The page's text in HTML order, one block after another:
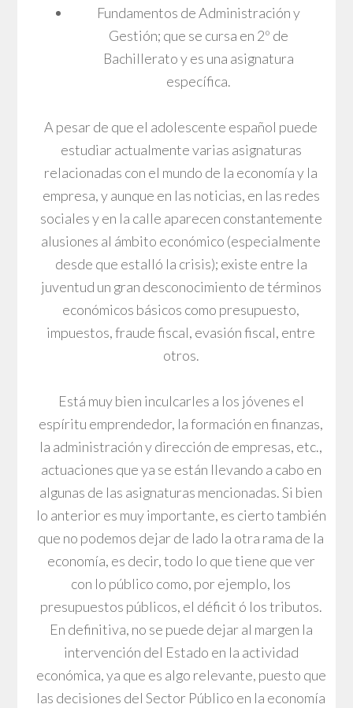
Fundamentos de Administración y
Gestión; que se cursa en 2º de
Bachillerato y es una asignatura
específica.
A pesar de que el adolescente español puede
estudiar actualmente varias asignaturas
relacionadas con el mundo de la economía y la
empresa, y aunque en las noticias, en las redes
sociales y en la calle aparecen constantemente
alusiones al ámbito económico (especialmente
desde que estalló la crisis); existe entre la
juventud un gran desconocimiento de términos
económicos básicos como presupuesto,
impuestos, fraude fiscal, evasión fiscal, entre
otros.
Está muy bien inculcarles a los jóvenes el
espíritu emprendedor, la formación en finanzas,
la administración y dirección de empresas, etc.,
actuaciones que ya se están llevando a cabo en
algunas de las asignaturas mencionadas. Si bien
lo anterior es muy importante, es cierto también
que no podemos dejar de lado la otra rama de la
economía, es decir, todo lo que tiene que ver
con lo público como, por ejemplo, los
presupuestos públicos, el déficit ó los tributos.
En definitiva, no se puede dejar al margen la
intervención del Estado en la actividad
económica, ya que es algo relevante, puesto que
las decisiones del Sector Público en la economía